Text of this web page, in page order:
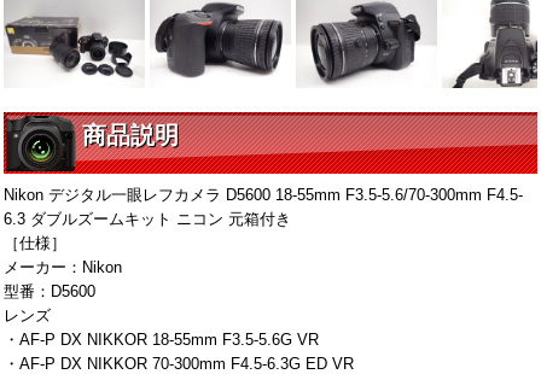
商品説明
Nikon デジタル一眼レフカメラ D5600 18-55mm F3.5-5.6/70-300mm F4.5-
6.3 ダブルズームキット ニコン 元箱付き
［仕様］
メーカー：Nikon
型番：D5600
レンズ
・AF-P DX NIKKOR 18-55mm F3.5-5.6G VR
・AF-P DX NIKKOR 70-300mm F4.5-6.3G ED VR